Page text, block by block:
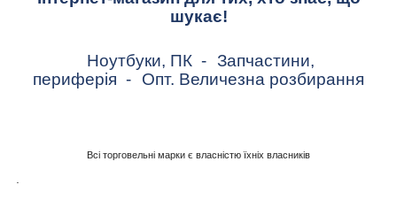
шукає!
Ноутбуки, ПК - Запчастини,
периферія - Опт. Величезна розбирання
Всі торговельні марки є власністю їхніх власників